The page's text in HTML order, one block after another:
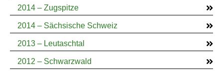
2014 – Zugspitze
2014 – Sächsische Schweiz
2013 – Leutaschtal
2012 – Schwarzwald